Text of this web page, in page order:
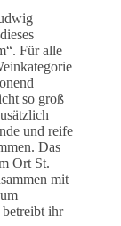
Für alle
so groß
und reife
Das
Ort St.
mit
betreibt ihr